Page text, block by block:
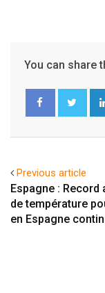
You can share
Previous article
Espagne : Record
de température
en Espagne